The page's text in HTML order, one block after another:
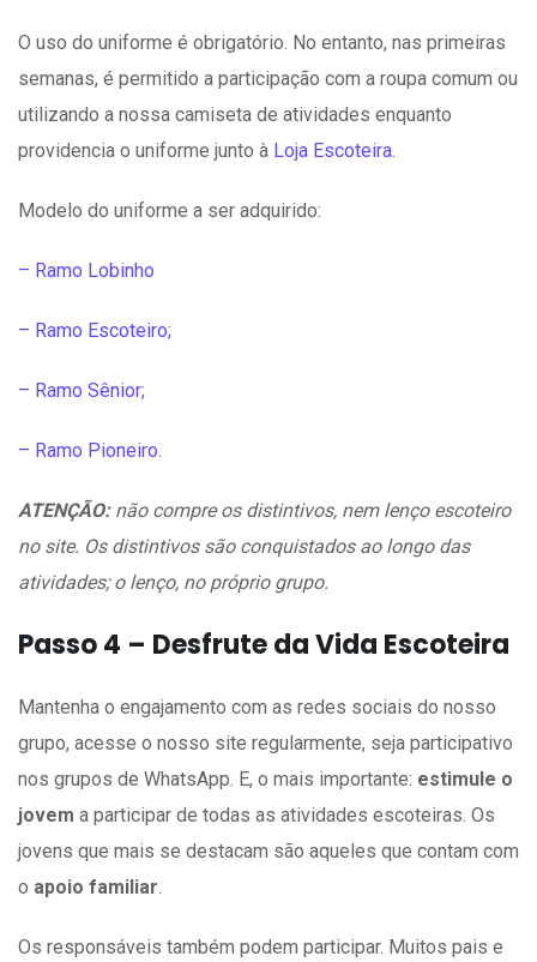
O uso do uniforme é obrigatório. No entanto, nas primeiras
semanas, é permitido a participação com a roupa comum ou
utilizando a nossa camiseta de atividades enquanto
providencia o uniforme junto à Loja Escoteira.
Modelo do uniforme a ser adquirido:
– Ramo Lobinho
– Ramo Escoteiro;
– Ramo Sênior;
– Ramo Pioneiro.
ATENÇÃO:não compre os distintivos, nem lenço escoteiro
no site. Os distintivos são conquistados ao longo das
atividades; o lenço, no próprio grupo.
Passo 4 – Desfrute da Vida Escoteira
Mantenha o engajamento com as redes sociais do nosso
grupo, acesse o nosso site regularmente, seja participativo
nos grupos de WhatsApp. E, o mais importante: estimule o
jovem a participar de todas as atividades escoteiras. Os
jovens que mais se destacam são aqueles que contam com
o apoio familiar.
Os responsáveis também podem participar. Muitos pais e